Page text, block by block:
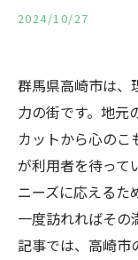
2024/10/27
群馬県高崎市は、
力の街です。地元
カットから心のこ
が利用者を待って
ニーズに応えるた
一度訪れればその
記事では、高崎市